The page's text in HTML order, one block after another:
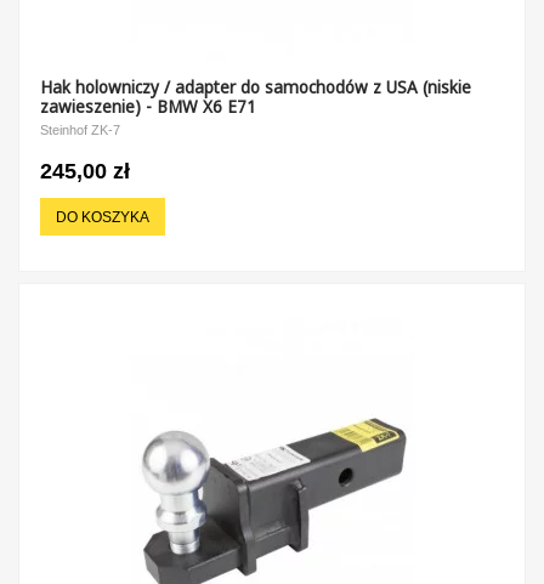
Hak holowniczy / adapter do samochodów z USA (niskie
zawieszenie) - BMW X6 E71
Steinhof ZK-7
245,00 zł
DO KOSZYKA